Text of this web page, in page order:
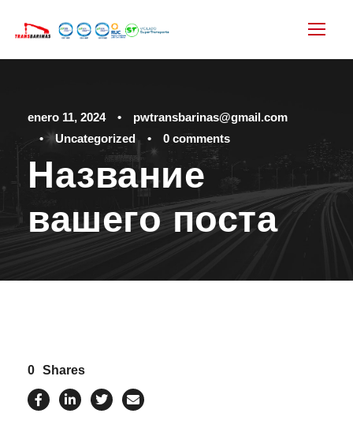
enero 11, 2024 •
pwtransbarinas@gmail.com
•
Uncategorized • 0 comments
Название
вашего поста
0 Shares